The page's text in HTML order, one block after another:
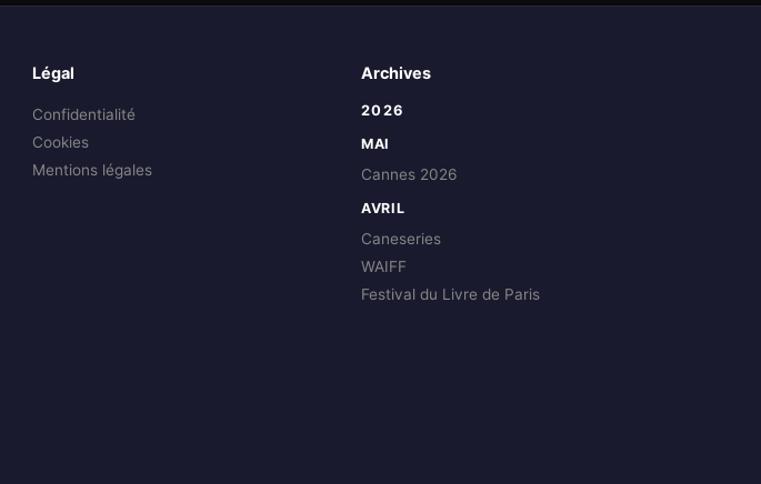
Légal
Confidentialité
Cookies
Mentions légales
Archives
2026
MAI
Cannes 2026
AVRIL
Caneseries
WAIFF
Festival du Livre de Paris